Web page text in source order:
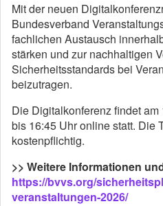
Mit der neuen
Bundesverband
fachlichen Austausch
stärken und zur nachhaltigen
Sicherheitsstandards bei
beizutragen.
Die Digitalkonferenz findet
bis 16:45 Uhr online statt. Die
kostenpflichtig.
>> Weitere Informationen
https://bvvs.org/
veranstaltungen-2026/